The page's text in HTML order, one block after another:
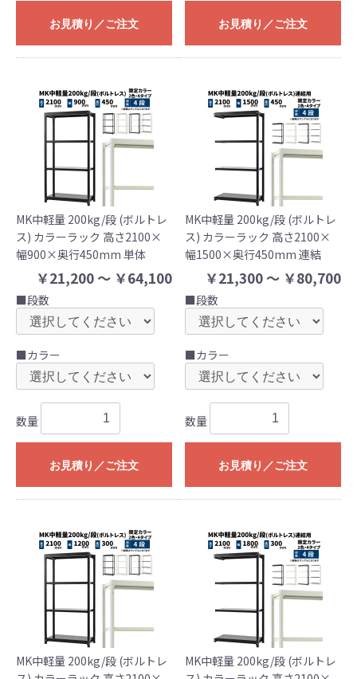
お見積り／ご注文 お見積り／ご注文
MK中軽量 200kg/段 (ボルトレ
ス) カラーラック 高さ2100×
幅900×奥行450mm 単体
￥21,200 ～ ￥64,100
■段数
■カラー
数量
お見積り／ご注文
MK中軽量 200kg/段 (ボルトレ
ス) カラーラック 高さ2100×
幅1500×奥行450mm 連結
￥21,300 ～ ￥80,700
■段数
■カラー
数量
お見積り／ご注文
MK中軽量 200kg/段 (ボルトレ
MK中軽量 200kg/段 (ボルトレ